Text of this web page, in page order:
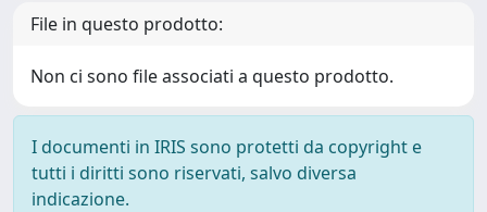
File in questo prodotto:
Non ci sono file associati a questo prodotto.
I documenti in IRIS sono protetti da copyright e
tutti i diritti sono riservati, salvo diversa
indicazione.